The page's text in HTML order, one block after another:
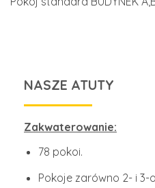
NASZE ATUTY
Zakwaterowanie:
78 pokoi.
Pokoje zarówno 2- i 3-